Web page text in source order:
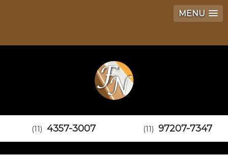
MENU
(11) 4357-3007 (11) 97207-7347